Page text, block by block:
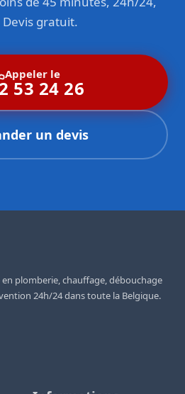
gratuit.
Appeler le
53 24 26
un devis
en plomberie, chauffage, débouchage
24h/24 dans toute la Belgique.